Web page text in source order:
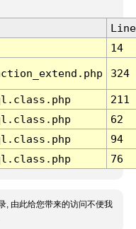
Line
14
324
211
62
94
76
, 由此给您带来的访问不便我